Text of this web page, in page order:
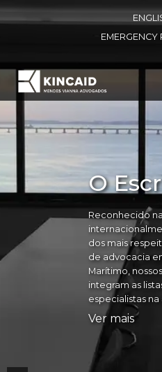
EMERGENCY
O
Reconhecido
dos mais
de advocacia
Marítimo,
integram as
especialistas na
Ver mais